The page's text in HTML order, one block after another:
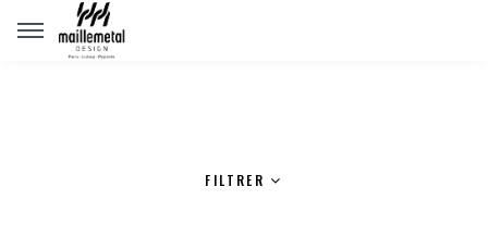
Panneau de gestion des cookies
FILTRER